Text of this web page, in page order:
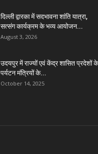
दिल्ली द्वारका में सदभावना शांति यात्रा,
सत्संग कार्यक्रम के भव्य आयोजन...
August 3, 2026
उदयपुर में राज्यों एवं केंद्र शासित प्रदेशों के
पर्यटन मंत्रियों के...
October 14, 2025